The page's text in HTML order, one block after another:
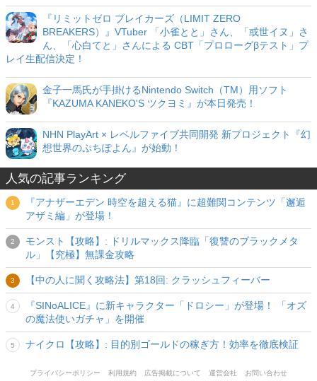
『リミットゼロ ブレイカーズ（LIMIT ZERO
BREAKERS）』VTuber 「小雀とと」さん、「或世イヌ」さ
ん、「心白てと」さんによる CBT「プロローグβテスト」プ
レイ生配信決定！
金子一馬氏が手掛けるNintendo Switch（TM）用ソフト
『KAZUMA KANEKO'S ツクヨミ』が本日発売！
NHN PlayArt × レベルファイブ共同開発 新プロジェクト『幻
想世界のぷちぽよん』が始動！
人気の記事ランキング
『アナザーエデン 時空を超える猫』に超難関コンテンツ「邂逅
アザミ編」が登場！
モンスト【攻略】: ドリルマックス降臨「復讐のブラックメタ
ル」【究極】無課金攻略
【中の人に聞く攻略法】第18回: クラッシュフィーバー
『SINoALICE』に新キャラクター「ドロシー」が登場！ 「オズ
の魔法使いガチャ」を開催
ナイクロ【攻略】: 目的別ゴールドの稼ぎ方！効率を徹底検証
プライバシーポリシー 利用規約 広告掲載について 運営会社 お問い合わせ